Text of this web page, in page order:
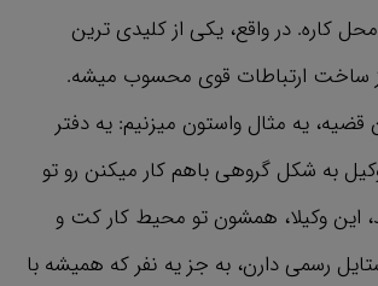
کاره. در واقع، یکی از کلیدی ترین
ساخت ارتباطات قوی محسوب میشه.
قضیه، یه مثال واستون میزنیم: یه دفتر
به شکل گروهی باهم کار میکنن رو تو
این وکیلا، همشون تو محیط کار کت و
رسمی دارن، به جز یه نفر که همیشه با